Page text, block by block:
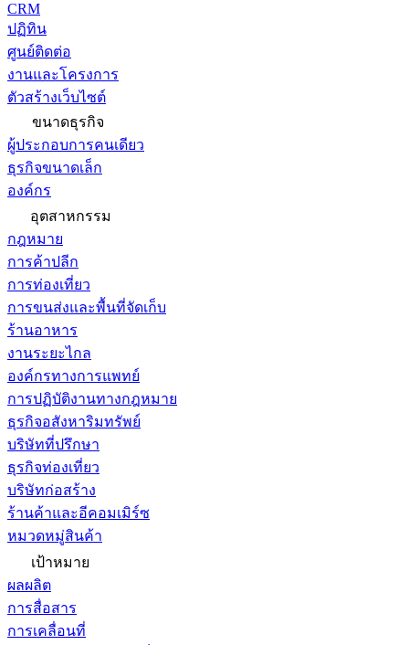
CRM
ปฏิทิน
ศูนย์ติดต่อ
งานและโครงการ
ตัวสร้างเว็บไซต์
ขนาดธุรกิจ
ผู้ประกอบการคนเดียว
ธุรกิจขนาดเล็ก
องค์กร
อุตสาหกรรม
กฎหมาย
การค้าปลีก
การท่องเที่ยว
การขนส่งและพื้นที่จัดเก็บ
ร้านอาหาร
งานระยะไกล
องค์กรทางการแพทย์
การปฏิบัติงานทางกฎหมาย
ธุรกิจอสังหาริมทรัพย์
บริษัทที่ปรึกษา
ธุรกิจท่องเที่ยว
บริษัทก่อสร้าง
ร้านค้าและอีคอมเมิร์ซ
หมวดหมู่สินค้า
เป้าหมาย
ผลผลิต
การสื่อสาร
การเคลื่อนที่